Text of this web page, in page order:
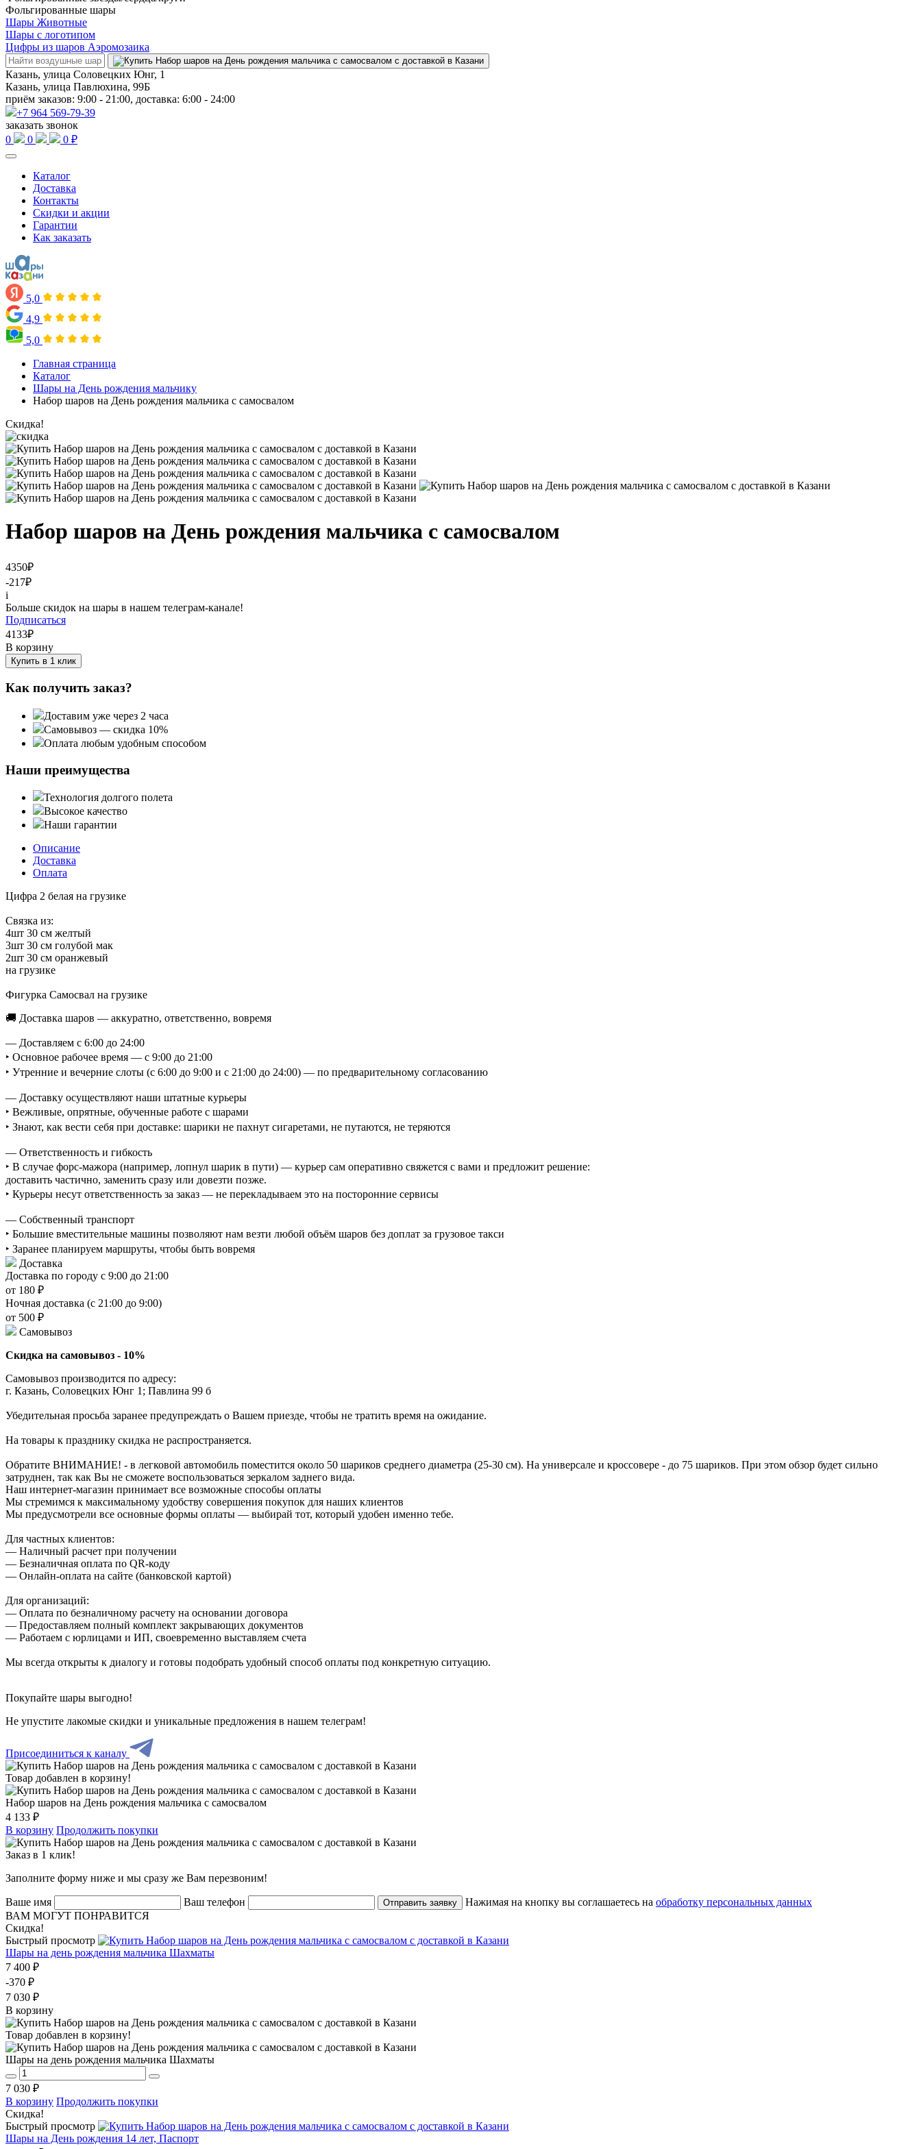
Фольгированные шары
Шары Животные
Шары с логотипом
Цифры из шаров Аэромозаика
Казань, улица Соловецких Юнг, 1
Казань, улица Павлюхина, 99Б
приём заказов: 9:00 - 21:00, доставка: 6:00 - 24:00
+7 964 569-79-39
заказать звонок
0
0 0 ₽
Каталог
Доставка
Контакты
Скидки и акции
Гарантии
Как заказать
5,0
4,9
5,0
Главная страница
Каталог
Шары на День рождения мальчику
Набор шаров на День рождения мальчика с самосвалом
Скидка!
Набор шаров на День рождения мальчика с самосвалом
4350₽
-217₽
i
Больше скидок на шары в нашем телеграм-канале!
Подписаться
4133₽
В корзину
Купить в 1 клик
Как получить заказ?
Доставим уже через 2 часа
Самовывоз — скидка 10%
Оплата любым удобным способом
Наши преимущества
Технология долгого полета
Высокое качество
Наши гарантии
Описание
Доставка
Оплата
Цифра 2 белая на грузике
Связка из:
4шт 30 см желтый
3шт 30 см голубой мак
2шт 30 см оранжевый
на грузике
Фигурка Самосвал на грузике
🚚 Доставка шаров — аккуратно, ответственно, вовремя
— Доставляем с 6:00 до 24:00
‣ Основное рабочее время — с 9:00 до 21:00
‣ Утренние и вечерние слоты (с 6:00 до 9:00 и с 21:00 до 24:00) — по предварительному согласованию
— Доставку осуществляют наши штатные курьеры
‣ Вежливые, опрятные, обученные работе с шарами
‣ Знают, как вести себя при доставке: шарики не пахнут сигаретами, не путаются, не теряются
— Ответственность и гибкость
‣ В случае форс-мажора (например, лопнул шарик в пути) — курьер сам оперативно свяжется с вами и предложит решение:
доставить частично, заменить сразу или довезти позже.
‣ Курьеры несут ответственность за заказ — не перекладываем это на посторонние сервисы
— Собственный транспорт
‣ Большие вместительные машины позволяют нам везти любой объём шаров без доплат за грузовое такси
‣ Заранее планируем маршруты, чтобы быть вовремя
Доставка
Доставка по городу с 9:00 до 21:00
от 180 ₽
Ночная доставка (с 21:00 до 9:00)
от 500 ₽
Самовывоз
Скидка на самовывоз - 10%
Самовывоз производится по адресу:
г. Казань, Соловецких Юнг 1; Павлина 99 б
Убедительная просьба заранее предупреждать о Вашем приезде, чтобы не тратить время на ожидание.
На товары к празднику скидка не распространяется.
Обратите ВНИМАНИЕ! - в легковой автомобиль поместится около 50 шариков среднего диаметра (25-30 см). На универсале и кроссовере - до 75 шариков. При этом обзор будет сильно
затруднен, так как Вы не сможете воспользоваться зеркалом заднего вида.
Наш интернет-магазин принимает все возможные способы оплаты
Мы стремимся к максимальному удобству совершения покупок для наших клиентов
Мы предусмотрели все основные формы оплаты — выбирай тот, который удобен именно тебе.
Для частных клиентов:
— Наличный расчет при получении
— Безналичная оплата по QR-коду
— Онлайн-оплата на сайте (банковской картой)
Для организаций:
— Оплата по безналичному расчету на основании договора
— Предоставляем полный комплект закрывающих документов
— Работаем с юрлицами и ИП, своевременно выставляем счета
Мы всегда открыты к диалогу и готовы подобрать удобный способ оплаты под конкретную ситуацию.
Покупайте шары выгодно!
Не упустите лакомые скидки и уникальные предложения в нашем телеграм!
Присоединиться к каналу
Товар добавлен в корзину!
Набор шаров на День рождения мальчика с самосвалом
4 133 ₽
В корзину Продолжить покупки
Заказ в 1 клик!
Заполните форму ниже и мы сразу же Вам перезвоним!
Ваше имя Ваш телефон Отправить заявку Нажимая на кнопку вы соглашаетесь на обработку персональных данных
ВАМ МОГУТ ПОНРАВИТСЯ
Скидка!
Быстрый просмотр
Шары на день рождения мальчика Шахматы
7 400 ₽
-370 ₽
7 030 ₽
В корзину
Товар добавлен в корзину!
Шары на день рождения мальчика Шахматы
7 030 ₽
В корзину Продолжить покупки
Скидка!
Быстрый просмотр
Шары на День рождения 14 лет, Паспорт